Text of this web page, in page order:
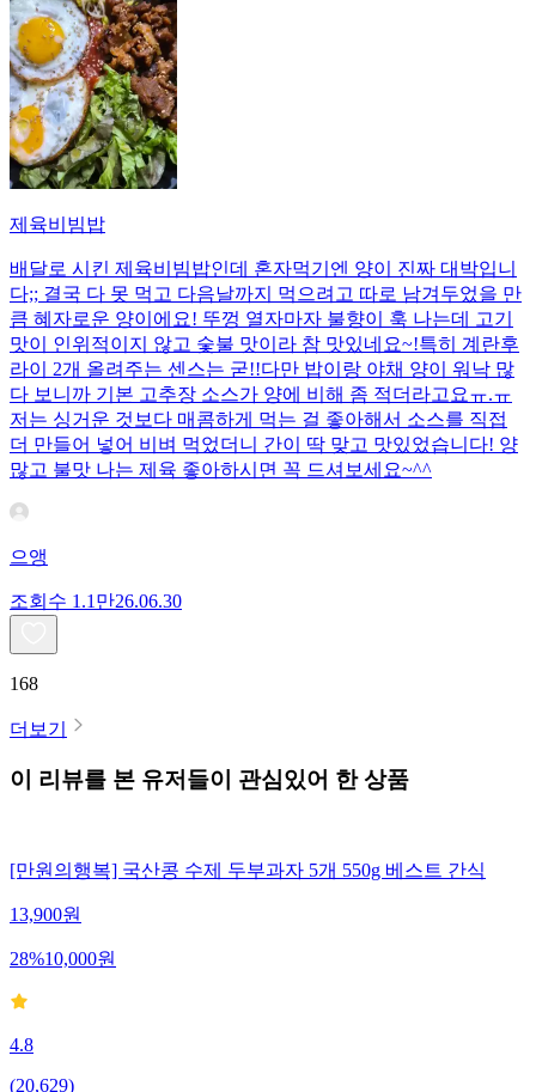
제육비빔밥
배달로 시킨 제육비빔밥인데 혼자먹기엔 양이 진짜 대박입니
다;; 결국 다 못 먹고 다음날까지 먹으려고 따로 남겨두었을 만
큼 혜자로운 양이에요! 뚜껑 열자마자 불향이 훅 나는데 고기
맛이 인위적이지 않고 숯불 맛이라 참 맛있네요~!특히 계란후
라이 2개 올려주는 센스는 굳!! ​다만 밥이랑 야채 양이 워낙 많
다 보니까 기본 고추장 소스가 양에 비해 좀 적더라고요ㅠ.ㅠ
저는 싱거운 것보다 매콤하게 먹는 걸 좋아해서 소스를 직접
더 만들어 넣어 비벼 먹었더니 간이 딱 맞고 맛있었습니다! 양
많고 불맛 나는 제육 좋아하시면 꼭 드셔보세요~^^
으앵
조회수 1.1만26.06.30
168
더보기
이 리뷰를 본 유저들이 관심있어 한 상품
[만원의행복] 국산콩 수제 두부과자 5개 550g 베스트 간식
13,900원
28%10,000원
4.8